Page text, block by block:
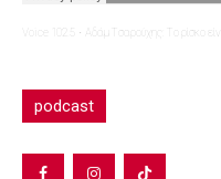
Voice 102.5 · Αδάμ Τσαρούχης: Το ρίσκο
podcast